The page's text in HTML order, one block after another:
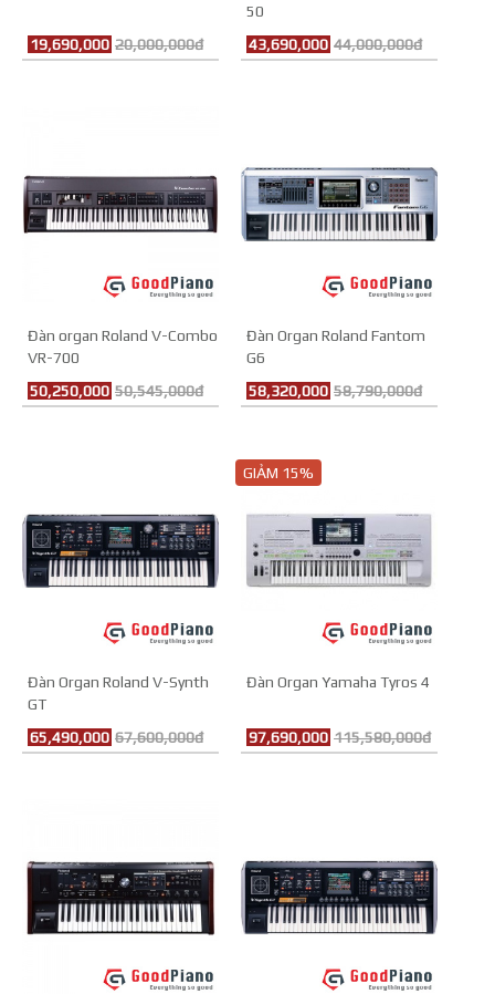
19,690,000 20,000,000đ
50
43,690,000 44,000,000đ
Đàn organ Roland V-Combo
VR-700
50,250,000 50,545,000đ
Đàn Organ Roland Fantom
G6
58,320,000 58,790,000đ
Đàn Organ Roland V-Synth
GT
65,490,000 67,600,000đ
GIẢM 15%
Đàn Organ Yamaha Tyros 4
97,690,000 115,580,000đ